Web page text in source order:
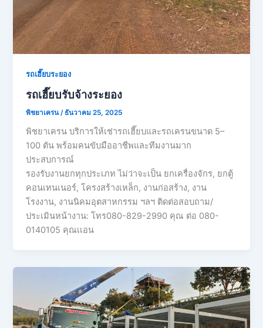
รถเฮี๊ยบระยอง
รถเฮี๊ยบรับจ้างระยอง
พิชยาเครน / ธันวาคม 25, 2025
พิชยาเครน บริการให้เช่ารถเฮี๊ยบและรถเครนขนาด 5–
100 ตัน พร้อมคนขับมืออาชีพและทีมงานมาก
ประสบการณ์
รองรับงานยกทุกประเภท ไม่ว่าจะเป็น ยกเครื่องจักร, ยกตู้
คอนเทนเนอร์, โครงสร้างเหล็ก, งานก่อสร้าง, งาน
โรงงาน, งานนิคมอุตสาหกรรม ฯลฯ ติดต่อสอบถาม/
ประเมินหน้างาน: โทร080-829-2990 คุณ ต่อ 080-
0140105 คุณเเอน